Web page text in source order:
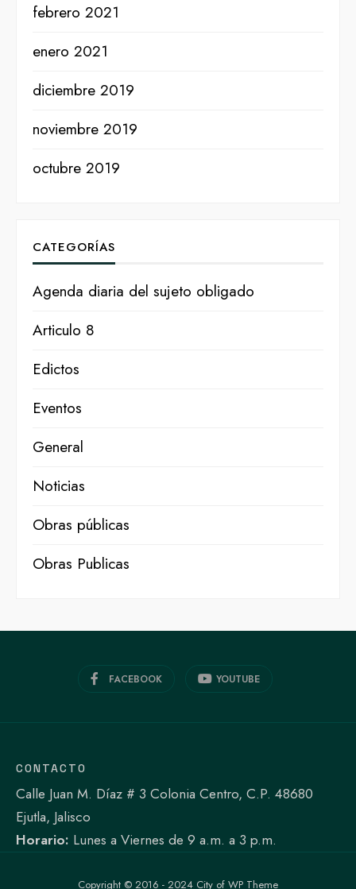
febrero 2021
enero 2021
diciembre 2019
noviembre 2019
octubre 2019
CATEGORÍAS
Agenda diaria del sujeto obligado
Articulo 8
Edictos
Eventos
General
Noticias
Obras públicas
Obras Publicas
FACEBOOK YOUTUBE
CONTACTO
Calle Juan M. Díaz # 3 Colonia Centro, C.P. 48680
Ejutla, Jalisco
Horario: Lunes a Viernes de 9 a.m. a 3 p.m.
Copyright © 2016 - 2024 City of WP Theme